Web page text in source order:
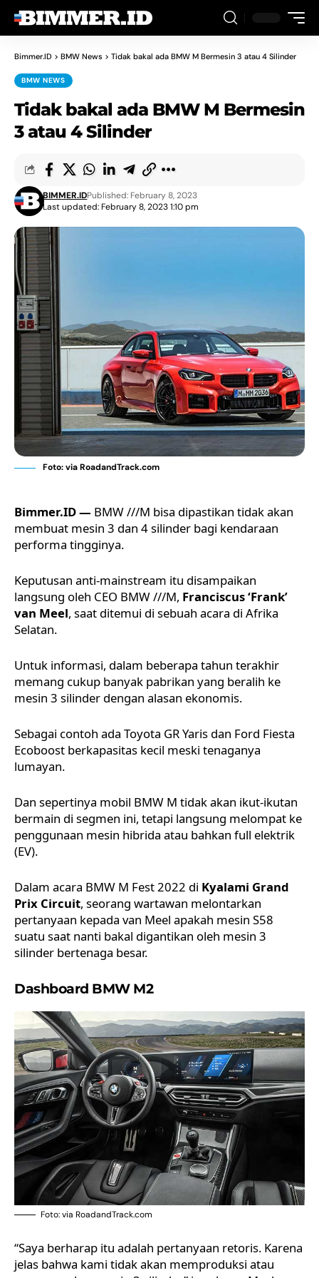
Bimmer.ID > BMW News > Tidak bakal ada BMW M Bermesin 3 atau 4 Silinder
BMW NEWS
Tidak bakal ada BMW M Bermesin
3 atau 4 Silinder
Last updated: February 8, 2023 1:10 pm
BIMMER.IDPublished: February 8, 2023
Foto: via RoadandTrack.com
Bimmer.ID — BMW ///M bisa dipastikan tidak akan
membuat mesin 3 dan 4 silinder bagi kendaraan
performa tingginya.
Keputusan anti-mainstream itu disampaikan
langsung oleh CEO BMW ///M, Franciscus ‘Frank’
van Meel, saat ditemui di sebuah acara di Afrika
Selatan.
Untuk informasi, dalam beberapa tahun terakhir
memang cukup banyak pabrikan yang beralih ke
mesin 3 silinder dengan alasan ekonomis.
Sebagai contoh ada Toyota GR Yaris dan Ford Fiesta
Ecoboost berkapasitas kecil meski tenaganya
lumayan.
Dan sepertinya mobil BMW M tidak akan ikut-ikutan
bermain di segmen ini, tetapi langsung melompat ke
penggunaan mesin hibrida atau bahkan full elektrik
(EV).
Dalam acara BMW M Fest 2022 di Kyalami Grand
Prix Circuit, seorang wartawan melontarkan
pertanyaan kepada van Meel apakah mesin S58
suatu saat nanti bakal digantikan oleh mesin 3
silinder bertenaga besar.
Dashboard BMW M2
Foto: via RoadandTrack.com
“Saya berharap itu adalah pertanyaan retoris. Karena
jelas bahwa kami tidak akan memproduksi atau